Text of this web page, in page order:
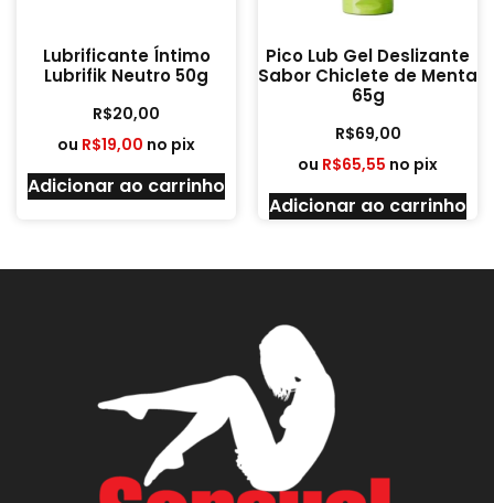
Lubrificante Íntimo
Lubrifik Neutro 50g
R$20,00
ou R$19,00 no pix
Adicionar ao carrinho
Pico Lub Gel Deslizante
Sabor Chiclete de Menta
65g
R$69,00
ou R$65,55 no pix
Adicionar ao carrinho